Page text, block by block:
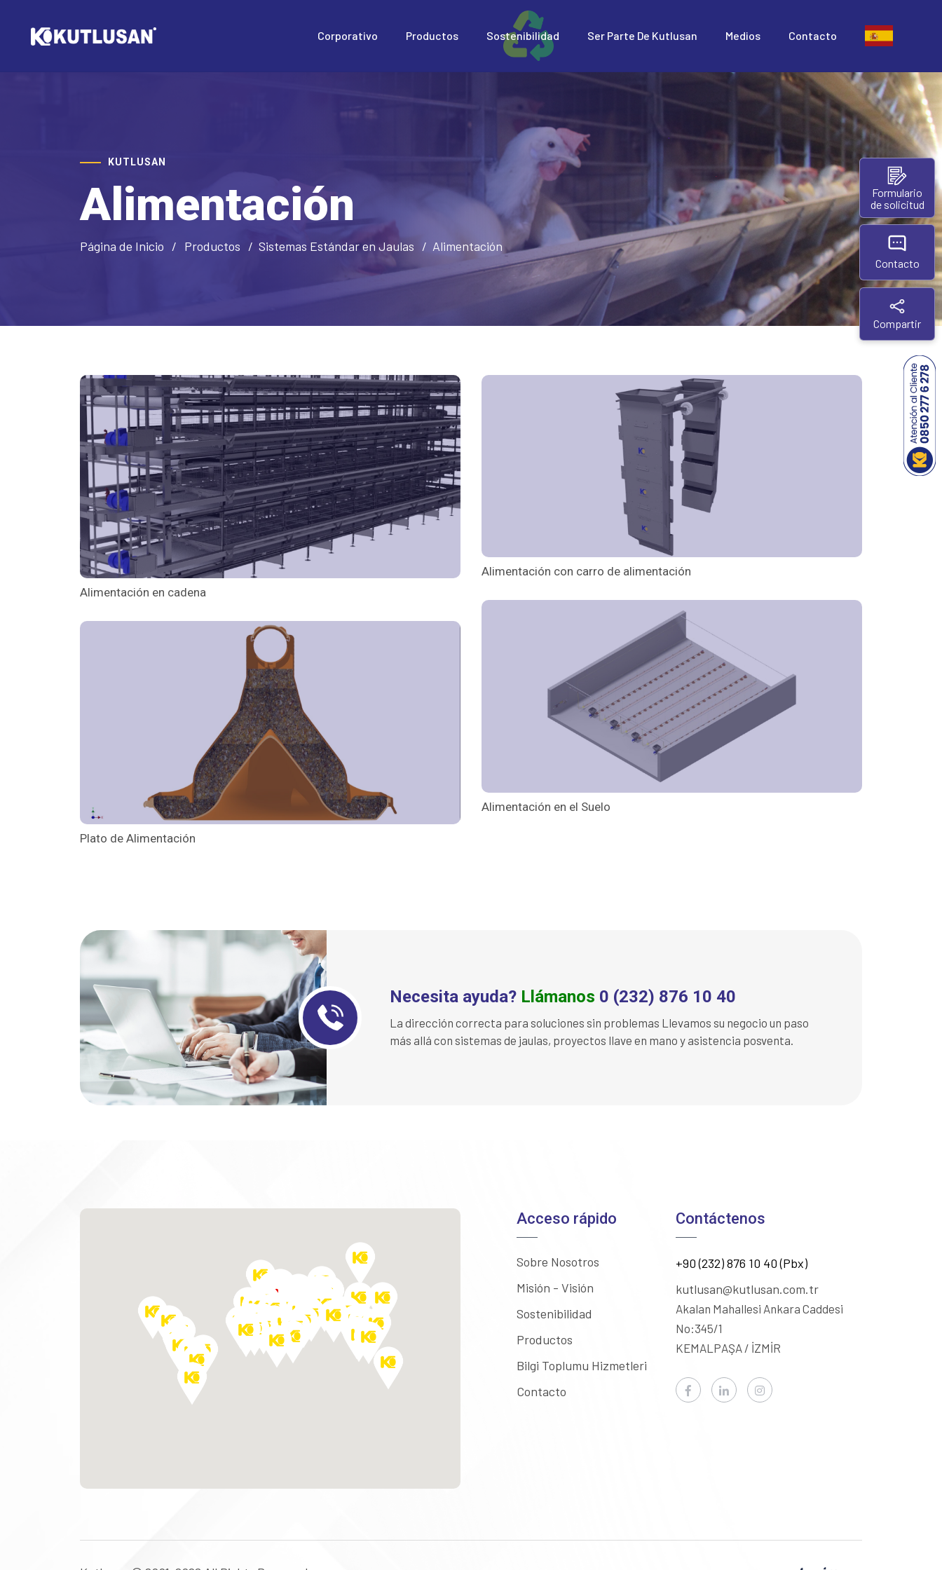
Corporativo Productos Sostenibilidad Ser Parte De Kutlusan Medios Contacto
KUTLUSAN
Alimentación
Página de Inicio Productos Sistemas Estándar en Jaulas Alimentación
Alimentación en cadena
Alimentación con carro de alimentación
Alimentación en el Suelo
Plato de Alimentación
Necesita ayuda? Llámanos 0 (232) 876 10 40
La dirección correcta para soluciones sin problemas Llevamos su negocio un paso
más allá con sistemas de jaulas, proyectos llave en mano y asistencia posventa.
Acceso rápido
Sobre Nosotros
Misión - Visión
Sostenibilidad
Productos
Bilgi Toplumu Hizmetleri
Contacto
Contáctenos
+90 (232) 876 10 40 (Pbx)
kutlusan@kutlusan.com.tr
Akalan Mahallesi Ankara Caddesi
No:345/1
KEMALPAŞA / İZMİR
Formulario
de solicitud
Contacto
Compartir